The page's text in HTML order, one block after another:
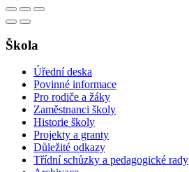
Škola
Úřední deska
Povinné informace
Pro rodiče a žáky
Zaměstnanci školy
Historie školy
Projekty a granty
Důležité odkazy
Třídní schůzky a pedagogické rady